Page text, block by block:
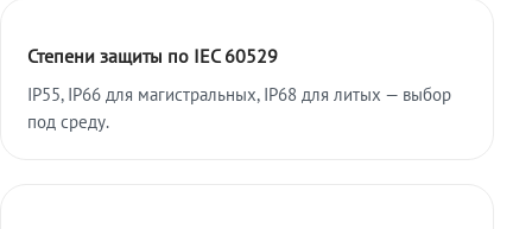
Степени защиты по IEC 60529
IP55, IP66 для магистральных, IP68 для литых — выбор
под среду.